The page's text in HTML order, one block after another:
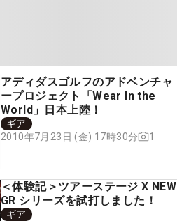
アディダスゴルフのアドベンチャ
ープロジェクト「Wear In the
World」日本上陸！
ギア
2010年7月23日 (金) 17時30分
1
＜体験記＞ツアーステージ X NEW
GR シリーズを試打しました！
ギア